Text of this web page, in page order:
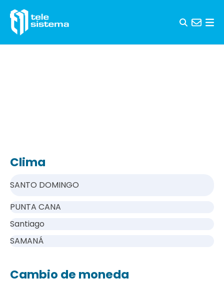
Clima
SANTO DOMINGO
PUNTA CANA
Santiago
SAMANÁ
Cambio de moneda